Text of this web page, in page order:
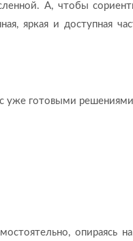
А, чтобы
яркая и доступная
с уже готовыми решениями
опираясь